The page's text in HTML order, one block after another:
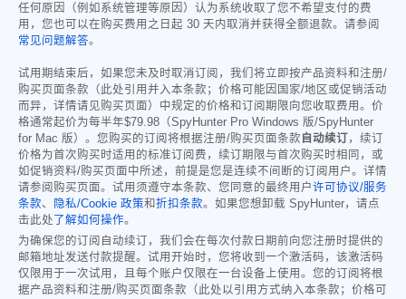
任何原因（例如系统管理等原因）认为系统收取了您不希望支付的费
用，您也可以在购买费用之日起 30 天内取消并获得全额退款。请参阅
常见问题解答。
试用期结束后，如果您未及时取消订阅，我们将立即按产品资料和注册/
购买页面条款（此处引用并入本条款；价格可能因国家/地区或促销活动
而异，详情请见购买页面）中规定的价格和订阅期限向您收取费用。价
格通常起价为每半年$79.98 （SpyHunter Pro Windows 版/SpyHunter
for Mac 版）。您购买的订阅将根据注册/购买页面条款 自动续订 ，续订
价格为首次购买时适用的标准订阅费，续订期限与首次购买时相同，或
如促销资料/购买页面中所述，前提是您是连续不间断的订阅用户。详情
请参阅购买页面。试用须遵守本条款、您同意的最终用户许可协议/服务
条款、 隐私/Cookie 政策和折扣条款。如果您想卸载 SpyHunter，请点
击此处 了解如何操作。
为确保您的订阅自动续订，我们会在每次付款日期前向您注册时提供的
邮箱地址发送付款提醒。试用开始时，您将收到一个激活码，该激活码
仅限用于一次试用，且每个账户仅限在一台设备上使用。您的订阅将根
据产品资料和注册/购买页面条款（此处以引用方式纳入本条款；价格可